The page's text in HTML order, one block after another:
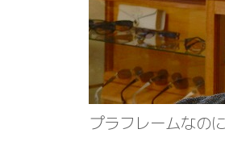
プラフレームなの